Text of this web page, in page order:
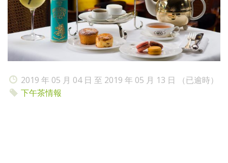
2019 年 05 月 04 日 至 2019 年 05 月 13 日 （已逾時）
下午茶情報